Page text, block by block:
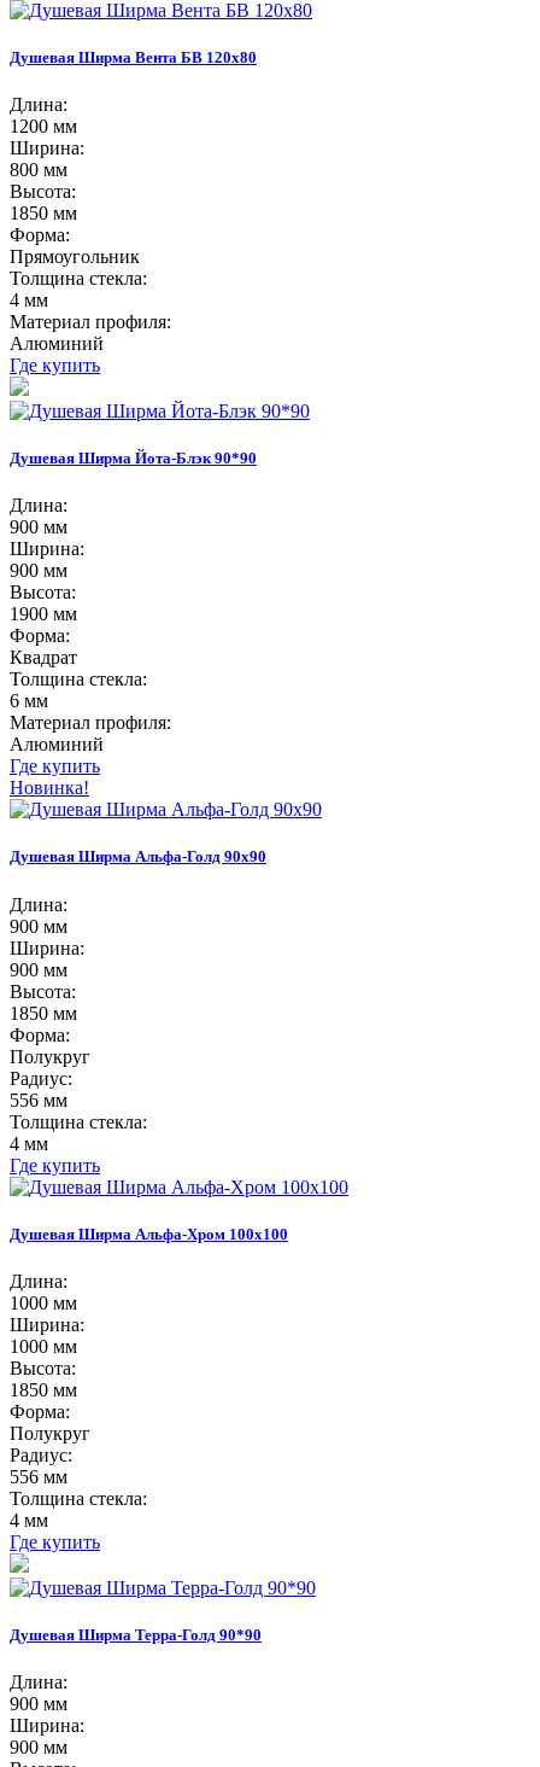
Душевая Ширма Вента БВ 120х80
Длина:
1200 мм
Ширина:
800 мм
Высота:
1850 мм
Форма:
Прямоугольник
Толщина стекла:
4 мм
Материал профиля:
Алюминий
Где купить
Душевая Ширма Йота-Блэк 90*90
Длина:
900 мм
Ширина:
900 мм
Высота:
1900 мм
Форма:
Квадрат
Толщина стекла:
6 мм
Материал профиля:
Алюминий
Где купить
Новинка!
Душевая Ширма Альфа-Голд 90х90
Длина:
900 мм
Ширина:
900 мм
Высота:
1850 мм
Форма:
Полукруг
Радиус:
556 мм
Толщина стекла:
4 мм
Где купить
Душевая Ширма Альфа-Хром 100х100
Длина:
1000 мм
Ширина:
1000 мм
Высота:
1850 мм
Форма:
Полукруг
Радиус:
556 мм
Толщина стекла:
4 мм
Где купить
Душевая Ширма Терра-Голд 90*90
Длина:
900 мм
Ширина:
900 мм